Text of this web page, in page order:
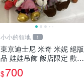
小小的領地 1
東京迪士尼 米奇 米妮 絕版
品 娃娃吊飾 飯店限定 歡樂
滿人間 復活節
$700